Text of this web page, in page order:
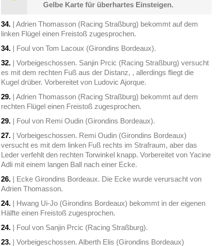
Gelbe Karte für überhartes Einsteigen.
34. | Adrien Thomasson (Racing Straßburg) bekommt auf dem
linken Flügel einen Freistoß zugesprochen.
34. | Foul von Tom Lacoux (Girondins Bordeaux).
32. | Vorbeigeschossen. Sanjin Prcic (Racing Straßburg) versucht
es mit dem rechten Fuß aus der Distanz, , allerdings fliegt die
Kugel drüber. Vorbereitet von Ludovic Ajorque.
29. | Adrien Thomasson (Racing Straßburg) bekommt auf dem
rechten Flügel einen Freistoß zugesprochen.
29. | Foul von Remi Oudin (Girondins Bordeaux).
27. | Vorbeigeschossen. Remi Oudin (Girondins Bordeaux)
versucht es mit dem linken Fuß rechts im Strafraum, aber das
Leder verfehlt den rechten Torwinkel knapp. Vorbereitet von Yacine
Adli mit einem langen Ball nach einer Ecke.
26. | Ecke Girondins Bordeaux. Die Ecke wurde verursacht von
Adrien Thomasson.
24. | Hwang Ui-Jo (Girondins Bordeaux) bekommt in der eigenen
Hälfte einen Freistoß zugesprochen.
24. | Foul von Sanjin Prcic (Racing Straßburg).
23. | Vorbeigeschossen. Alberth Elis (Girondins Bordeaux)